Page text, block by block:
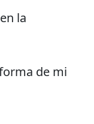
la
de mi